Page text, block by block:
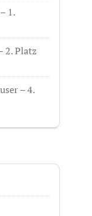
1.
2. Platz
– 4.